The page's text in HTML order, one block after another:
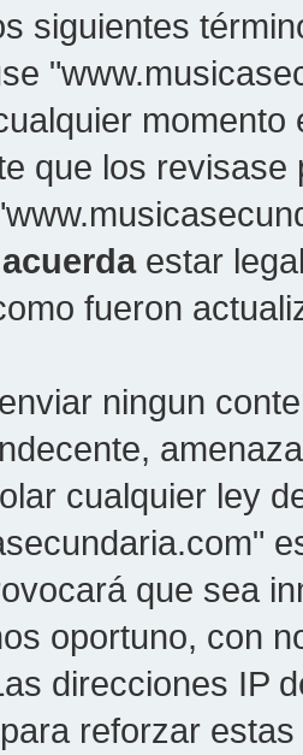
siguientes
que los
acuerdaestar
fueron
ningun
cualquier ley
que sea
oportuno, con
direcciones IP
reforzar